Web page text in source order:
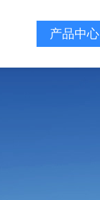
产品中心